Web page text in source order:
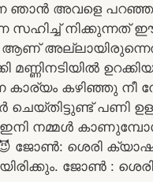
ഞാൻ അവളെ
സഹിച്ച്
ആണ്
കഴിഞ്ഞു നീ
ചെയ്തിട്ടുണ്ട് പണി
നമ്മൾ
😈 ജോൺ: ശെരി
ജോൺ :